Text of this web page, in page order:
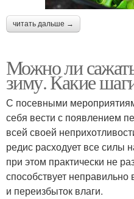
читать дальше →
Можно ли
зиму. Какие
С посевными
себя вести с появлением
всей своей
редис расходует все силы
при этом практически не
способствует
и переизбыток влаги.